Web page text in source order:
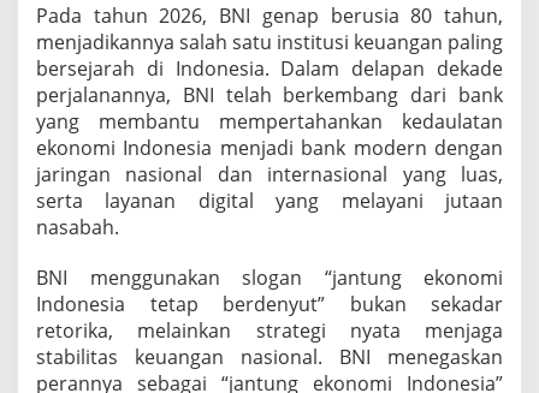
T
e
a
p
B
e
r
e
u
t
Pada tahun 2026, BNI genap berusia 80 tahun,
menjadikannya salah satu institusi keuangan paling
bersejarah di Indonesia. Dalam delapan dekade
perjalanannya, BNI telah berkembang dari bank
yang membantu mempertahankan kedaulatan
ekonomi Indonesia menjadi bank modern dengan
jaringan nasional dan internasional yang luas,
serta layanan digital yang melayani jutaan
nasabah.
BNI menggunakan slogan “jantung ekonomi
Indonesia tetap berdenyut” bukan sekadar
retorika, melainkan strategi nyata menjaga
stabilitas keuangan nasional. BNI menegaskan
perannya sebagai “jantung ekonomi Indonesia”